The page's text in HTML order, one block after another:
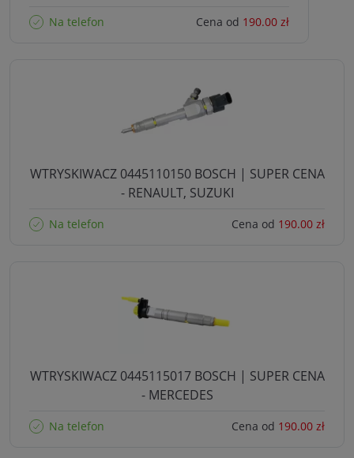
Na telefon Cena od 190.00 zł
WTRYSKIWACZ 0445110150 BOSCH | SUPER CENA
- RENAULT, SUZUKI
Na telefon Cena od 190.00 zł
WTRYSKIWACZ 0445115017 BOSCH | SUPER CENA
- MERCEDES
Na telefon Cena od 190.00 zł